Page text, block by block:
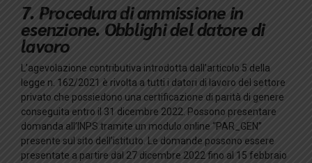
7. Procedura di ammissione in
esenzione. Obblighi del datore di
lavoro
L’agevolazione contributiva introdotta dall’articolo 5 della
legge n. 162/2021 è rivolta a tutti i datori di lavoro del settore
privato che possiedono una certificazione di parità di genere
conseguita entro il 31 dicembre 2022. Possono presentare
domanda all’INPS tramite un modulo online “PAR_GEN”
presente sul sito dell’istituto. Le domande possono essere
presentate a partire dal 27 dicembre 2022 fino al 15 febbraio